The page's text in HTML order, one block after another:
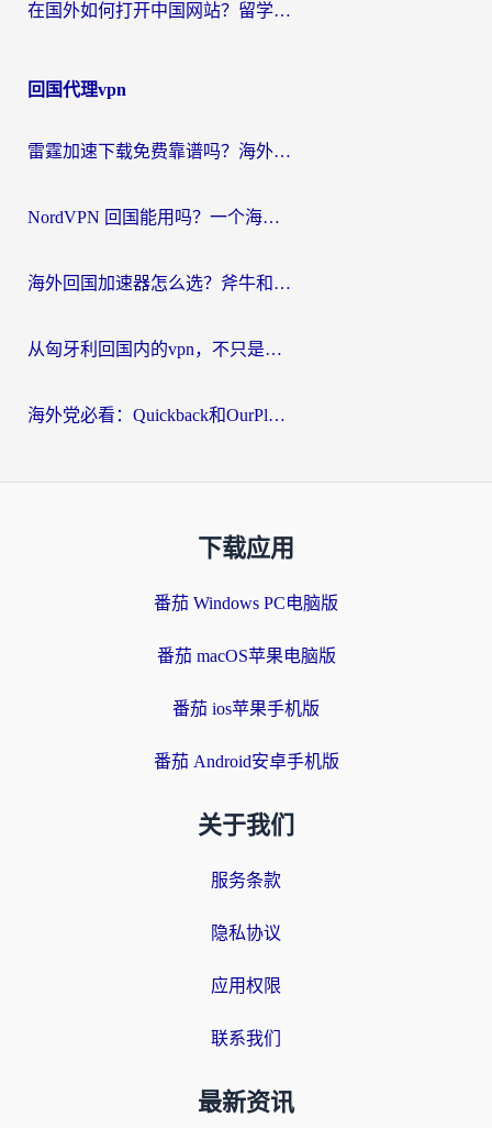
在国外如何打开中国网站？留学生与海外华人的无缝访问指南
回国代理vpn
雷霆加速下载免费靠谱吗？海外党选回国加速器的避坑指南（附热门工具对比）
NordVPN 回国能用吗？一个海外用户必须面对的真实困境
海外回国加速器怎么选？斧牛和海龟哪个好？一篇帮你避开坑的实用指南
从匈牙利回国内的vpn，不只是为了刷剧那么简单
海外党必看：Quickback和OurPlay好用吗？3分钟选对回国加速器，无缝刷剧玩游戏
下载应用
番茄 Windows PC电脑版
番茄 macOS苹果电脑版
番茄 ios苹果手机版
番茄 Android安卓手机版
关于我们
服务条款
隐私协议
应用权限
联系我们
最新资讯